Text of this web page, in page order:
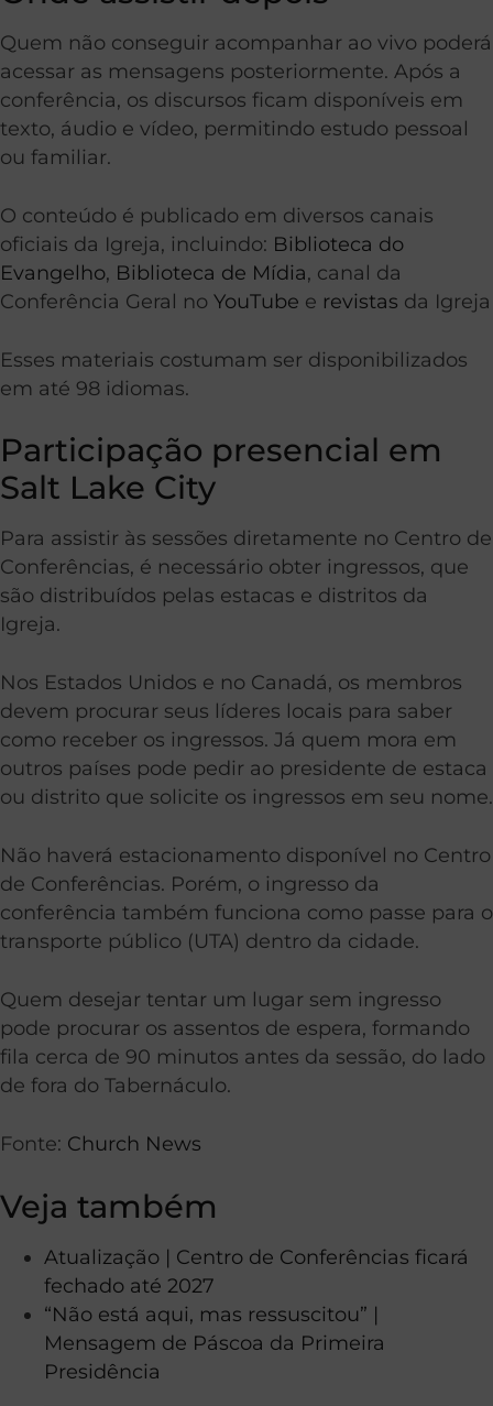
Quem não conseguir acompanhar ao vivo poderá
acessar as mensagens posteriormente. Após a
conferência, os discursos ficam disponíveis em
texto, áudio e vídeo, permitindo estudo pessoal
ou familiar.
O conteúdo é publicado em diversos canais
oficiais da Igreja, incluindo: Biblioteca do
Evangelho, Biblioteca de Mídia, canal da
Conferência Geral no YouTube e revistas da Igreja
Esses materiais costumam ser disponibilizados
em até 98 idiomas.
Participação presencial em
Salt Lake City
Para assistir às sessões diretamente no Centro de
Conferências, é necessário obter ingressos, que
são distribuídos pelas estacas e distritos da
Igreja.
Nos Estados Unidos e no Canadá, os membros
devem procurar seus líderes locais para saber
como receber os ingressos. Já quem mora em
outros países pode pedir ao presidente de estaca
ou distrito que solicite os ingressos em seu nome.
Não haverá estacionamento disponível no Centro
de Conferências. Porém, o ingresso da
conferência também funciona como passe para o
transporte público (UTA) dentro da cidade.
Quem desejar tentar um lugar sem ingresso
pode procurar os assentos de espera, formando
fila cerca de 90 minutos antes da sessão, do lado
de fora do Tabernáculo.
Fonte: Church News
Veja também
Atualização | Centro de Conferências ficará
fechado até 2027
“Não está aqui, mas ressuscitou” |
Mensagem de Páscoa da Primeira
Presidência